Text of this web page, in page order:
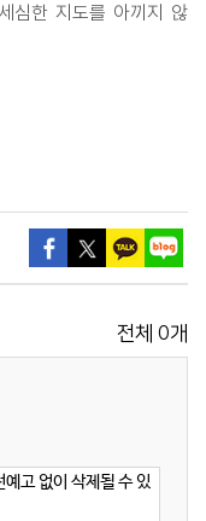
심한 지도를 아끼지 않
전체 0개